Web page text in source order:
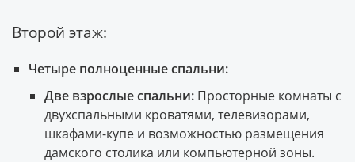
Второй этаж:
Четыре полноценные спальни:
Две взрослые спальни:Просторные комнаты с
двухспальными кроватями, телевизорами,
шкафами-купе и возможностью размещения
дамского столика или компьютерной зоны.